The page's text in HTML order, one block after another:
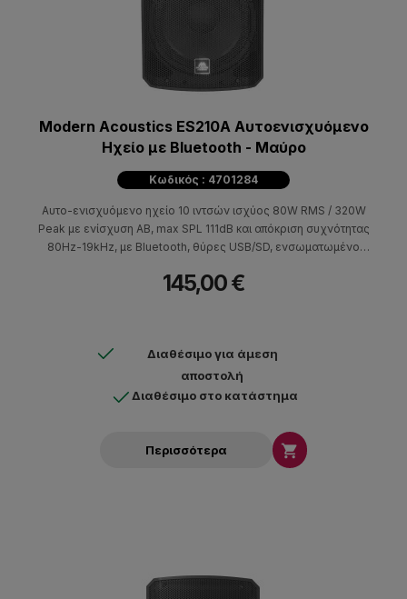
Modern Acoustics ES210A Αυτοενισχυόμενο
Ηχείο με Bluetooth - Μαύρο
Κωδικός : 4701284
Αυτο-ενισχυόμενο ηχείο 10 ιντσών ισχύος 80W RMS / 320W
Peak με ενίσχυση ΑΒ, max SPL 111dB και απόκριση συχνότητας
80Hz-19kHz, με Bluetooth, θύρες USB/SD, ενσωματωμένο
145,00 €
Διαθέσιμο για άμεση
αποστολή
Διαθέσιμο στο κατάστημα
Περισσότερα 